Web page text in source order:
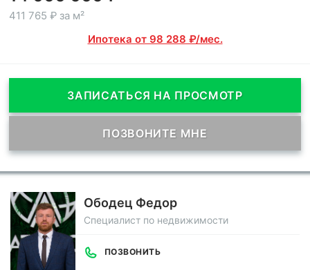
411 765 ₽ за м²
Ипотека от 98 288 ₽/мес.
ЗАПИСАТЬСЯ НА ПРОСМОТР
ПОЗВОНИТЕ МНЕ
Ободец Федор
Специалист по недвижимости
ПОЗВОНИТЬ